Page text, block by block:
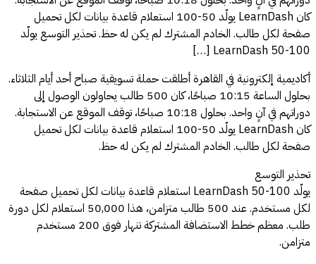
كان LearnDash يولّد 50-100 استعلام قاعدة بيانات لكل تحميل
صفحة لكل طالب. الخادم المشترك لم يكن له حظ. تحذير التوسع يولّد
LearnDash 50-100 […]
أكاديمية إلكترونية في القاهرة أطلقت حملة تسويقية صباح أحد أيام الثلاثاء.
بحلول الساعة 10:15 صباحًا، كان 500 طالب يحاولون الوصول إلى
دوراتهم في آنٍ واحد. بحلول 10:18 صباحًا، توقف الموقع عن الاستجابة.
كان LearnDash يولّد 50-100 استعلام قاعدة بيانات لكل تحميل
صفحة لكل طالب. الخادم المشترك لم يكن له حظ.
تحذير التوسع
يولّد LearnDash 50-100 استعلام قاعدة بيانات لكل تحميل صفحة
لكل مستخدم. عند 500 طالب متزامن، هذا 50,000 استعلام لكل دورة
طلب. معظم خطط الاستضافة المشتركة تنهار فوق 200 مستخدم
متزامن.